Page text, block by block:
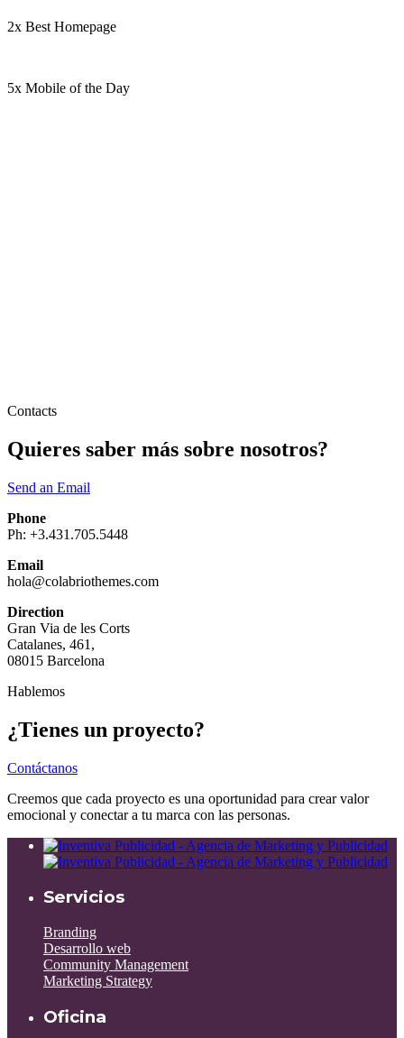
2x Best Homepage
5x Mobile of the Day
Contacts
Quieres saber más sobre nosotros?
Send an Email
Phone
Ph: +3.431.705.5448
Email
hola@colabriothemes.com
Direction
Gran Via de les Corts
Catalanes, 461,
08015 Barcelona
Hablemos
¿Tienes un proyecto?
Contáctanos
Creemos que cada proyecto es una oportunidad para crear valor
emocional y conectar a tu marca con las personas.
Servicios
Branding
Desarrollo web
Community Management
Marketing Strategy
Oficina